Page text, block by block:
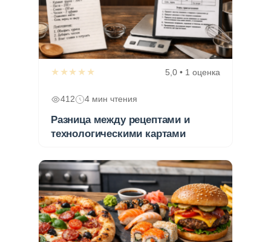
★★★★★ 5,0 • 1 оценка
412 4 мин чтения
Разница между рецептами и
технологическими картами